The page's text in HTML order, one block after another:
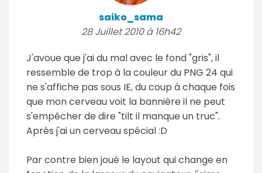
saiko_sama
28 Juillet 2010 à 16h42
J'avoue que j'ai du mal avec le fond "gris", il
ressemble de trop à la couleur du PNG 24 qui
ne s'affiche pas sous IE, du coup à chaque fois
que mon cerveau voit la bannière il ne peut
s'empêcher de dire "tilt il manque un truc".
Après j'ai un cerveau spécial :D
Par contre bien joué le layout qui change en